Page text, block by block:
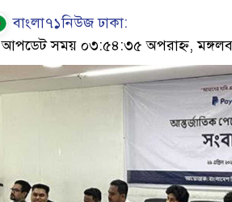
বাংলা৭১নিউজ ঢাকা:
আপডেট সময় ০৩:৫৪:৩৫ অপরাহ্ন,